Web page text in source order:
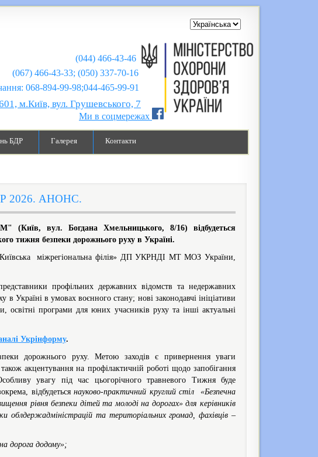
(044) 466-43-46
(067) 466-43-33; (050) 337-70-16
99-98;044-465-99-91
м.Київ, вул. Грушевського, 7
Ми в соцмережах
БДР Галерея Контакти
2026. АНОНС.
вул. Богдана Хмельницького, 8/16) відбудеться
тижня безпеки дорожнього руху в Україні.
міжрегіональна філія» ДП УКРНДІ МТ МОЗ України,
профільних державних відомств та недержавних
Україні в умовах воєнного стану; нові законодавчі ініціативи
освітні програми для юних учасників руху та інші актуальні
Укрінформу.
дорожнього руху. Метою заходів є привернення уваги
акцентування на профілактичній роботі щодо запобігання
увагу під час цьогорічного травневого Тижня буде
відбудетьсянауково-практичний круглий стіл «Безпечна
рівня безпеки дітей та молоді на дорогах» для керівників
облдержадміністрацій та територіальних громад, фахівців –
дорога додому»;